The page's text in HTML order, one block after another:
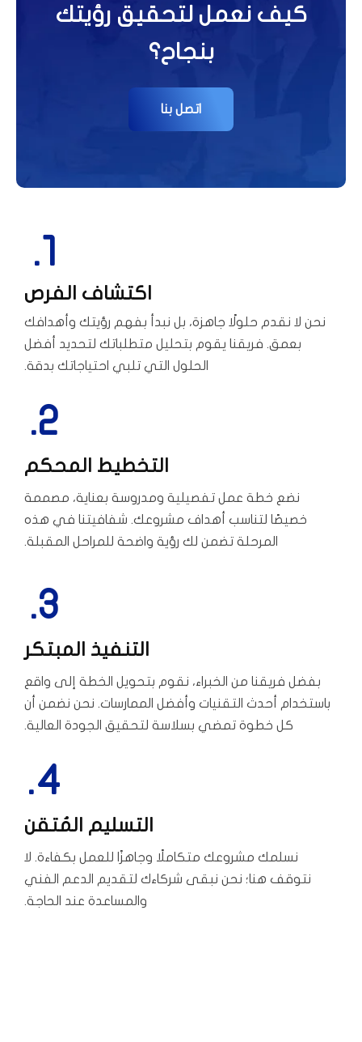
كيف نعمل لتحقيق رؤيتك
بنجاح؟
اتصل بنا
1.
اكتشاف الفرص
نحن لا نقدم حلولًا جاهزة، بل نبدأ بفهم رؤيتك وأهدافك
بعمق. فريقنا يقوم بتحليل متطلباتك لتحديد أفضل
الحلول التي تلبي احتياجاتك بدقة.
2.
التخطيط المحكم
نضع خطة عمل تفصيلية ومدروسة بعناية، مصممة
خصيصًا لتناسب أهداف مشروعك. شفافيتنا في هذه
المرحلة تضمن لك رؤية واضحة للمراحل المقبلة.
3.
التنفيذ المبتكر
بفضل فريقنا من الخبراء، نقوم بتحويل الخطة إلى واقع
باستخدام أحدث التقنيات وأفضل الممارسات. نحن نضمن أن
كل خطوة تمضي بسلاسة لتحقيق الجودة العالية.
4.
التسليم المُتقن
نسلمك مشروعك متكاملًا وجاهزًا للعمل بكفاءة. لا
نتوقف هنا؛ نحن نبقى شركاءك لتقديم الدعم الفني
والمساعدة عند الحاجة.